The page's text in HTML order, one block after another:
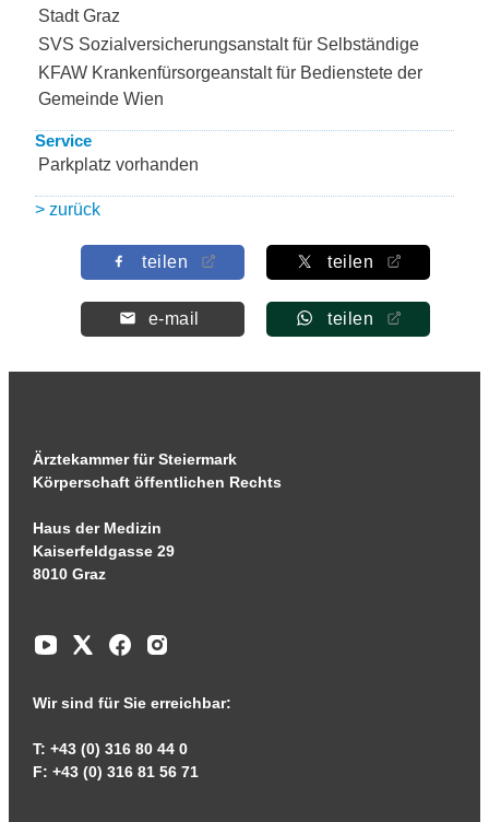
Stadt Graz
SVS Sozialversicherungsanstalt für Selbständige
KFAW Krankenfürsorgeanstalt für Bedienstete der
Gemeinde Wien
Service
Parkplatz vorhanden
> zurück
teilen teilen
e-mail teilen
Ärztekammer für Steiermark
Körperschaft öffentlichen Rechts
Haus der Medizin
Kaiserfeldgasse 29
8010 Graz
Wir sind für Sie erreichbar:
T: +43 (0) 316 80 44 0
F: +43 (0) 316 81 56 71